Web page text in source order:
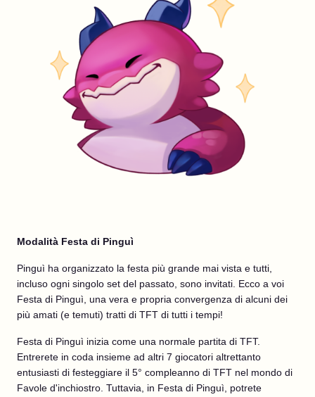
Modalità Festa di Pinguì
Pinguì ha organizzato la festa più grande mai vista e tutti,
incluso ogni singolo set del passato, sono invitati. Ecco a voi
Festa di Pinguì, una vera e propria convergenza di alcuni dei
più amati (e temuti) tratti di TFT di tutti i tempi!
Festa di Pinguì inizia come una normale partita di TFT.
Entrerete in coda insieme ad altri 7 giocatori altrettanto
entusiasti di festeggiare il 5° compleanno di TFT nel mondo di
Favole d'inchiostro. Tuttavia, in Festa di Pinguì, potrete